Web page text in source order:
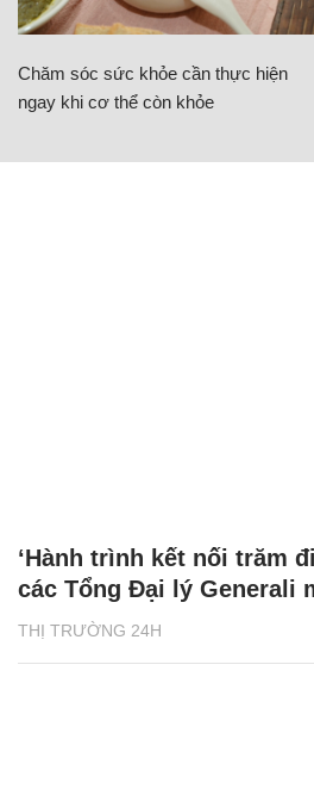
Chăm sóc sức khỏe cần thực hiện
ngay khi cơ thể còn khỏe
THỊ TRƯỜNG 24H
‘Hành trình kết nối trăm
các Tổng Đại lý Generali